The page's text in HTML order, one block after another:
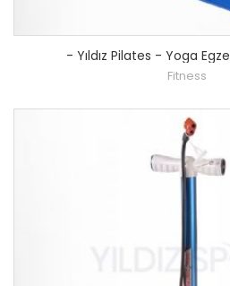
- Yıldız Pilates - Yoga
Fitness